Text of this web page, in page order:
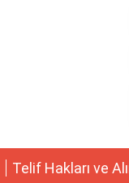
Telif Hakları ve